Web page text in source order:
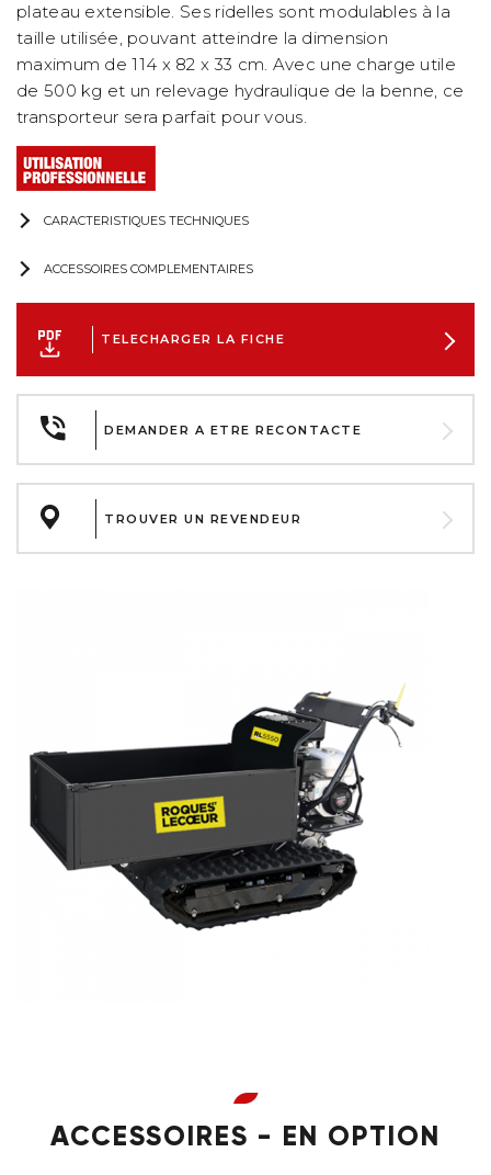
plateau extensible. Ses ridelles sont modulables à la
taille utilisée, pouvant atteindre la dimension
maximum de 114 x 82 x 33 cm. Avec une charge utile
de 500 kg et un relevage hydraulique de la benne, ce
transporteur sera parfait pour vous.
CARACTERISTIQUES TECHNIQUES
ACCESSOIRES COMPLEMENTAIRES
TELECHARGER LA FICHE
DEMANDER A ETRE RECONTACTE
TROUVER UN REVENDEUR
ACCESSOIRES - EN OPTION